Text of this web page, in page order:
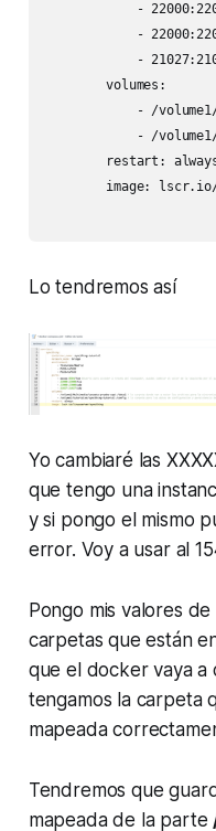
-
-
-
        volumes:
- /
- /
restart:
image:
Lo tendremos así
Yo cambiaré las
que tengo una
y si pongo el mismo
error. Voy a usar al
Pongo mis valores
carpetas que están
que el docker vaya a
tengamos la carpeta
mapeada
Tendremos que
mapeada de la parte